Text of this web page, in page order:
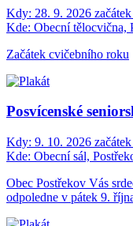
Kdy: 28. 9. 2026
Kde: Obecní tělocvična,
Začátek cvičebního roku
Posvícenské
Kdy: 9. 10. 2026
Kde: Obecní sál,
Obec Postřekov Vás
odpoledne v pátek 9.